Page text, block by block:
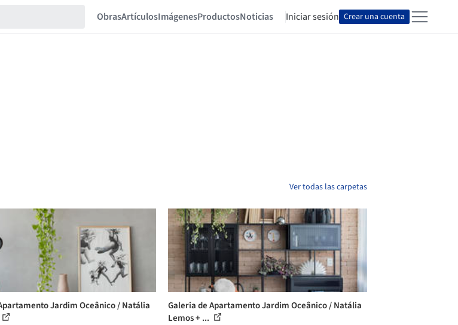
ObrasArtículosImágenesProductosNoticias Iniciar sesión Crear una cuenta
Ver todas las carpetas
Jardim Oceânico / Natália
Galeria de Apartamento Jardim Oceânico / Natália
Lemos + ...